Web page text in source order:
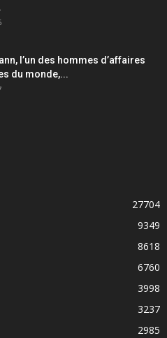
l’un des hommes d’affaires
du monde,...
27704
9349
8618
6760
3998
3237
2985